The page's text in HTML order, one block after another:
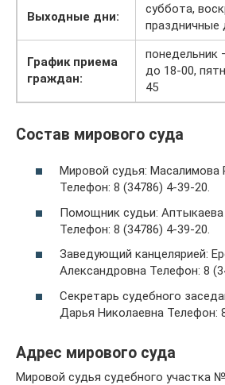
Выходные дни:
суббота,
праздничные
График приема
граждан:
понедельник
до 18-00,
45
Состав мирового суда
Мировой судья: Масалимова
Телефон: 8 (34786) 4-39-20.
Помощник судьи: Аптыкаева
Телефон: 8 (34786) 4-39-20.
Заведующий канцелярией:
Александровна Телефон: 8
Секретарь судебного
Дарья Николаевна Телефон:
Адрес мирового суда
Мировой судья судебного участка